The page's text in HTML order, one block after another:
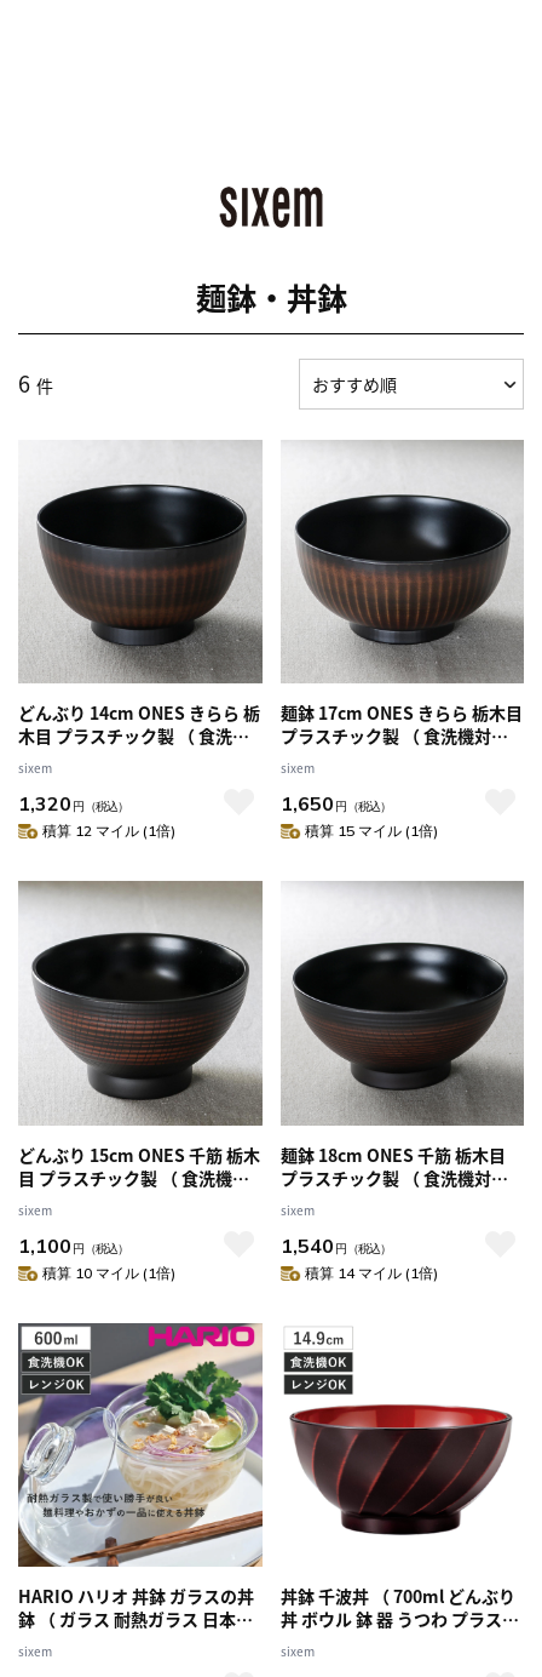
麺鉢・丼鉢
6 件
どんぶり 14cm ONES きらら 栃
木目 プラスチック製 （ 食洗機
対応 電子レンジ対応 椀 深型 鉢
ダ スープ おしゃれ 汁もの 深鉢
うつわ 日本製 単品 1枚 ）
sixem
1,320 円 （税込）
積算 12 マイル (1倍)
麺鉢 17cm ONES きらら 栃木目
プラスチック製 （ 食洗機対応
電子レンジ対応 椀 深型 鉢 ラー
ウル 麺 スープ ラーメン うどん
そば おしゃれ 汁もの 深鉢 うつ
sixem
1,650 円 （税込）
積算 15 マイル (1倍)
どんぶり 15cm ONES 千筋 栃木
目 プラスチック製 （ 食洗機対
応 電子レンジ対応 椀 深型 鉢 丼
プラスチック 食器 お椀 サラダ
スープ おしゃれ 汁もの 深鉢 う
つわ 日本製 単品 1枚 ）
sixem
1,100 円 （税込）
積算 10 マイル (1倍)
麺鉢 18cm ONES 千筋 栃木目
プラスチック製 （ 食洗機対応
電子レンジ対応 椀 深型 鉢 丼 プ
ラスチック 食器 ボウル ラーメ
ン鉢 スープ 深鉢 うつわ 日本製
）
sixem
1,540 円 （税込）
積算 14 マイル (1倍)
HARIO ハリオ 丼鉢 ガラスの丼
鉢 （ ガラス 耐熱ガラス 日本製
電子レンジ対応 食洗機対応 丼
sixem
丼鉢 千波丼 （ 700ml どんぶり
丼 ボウル 鉢 器 うつわ プラスチ
ック 樹脂 食洗機対応 電子レン
sixem